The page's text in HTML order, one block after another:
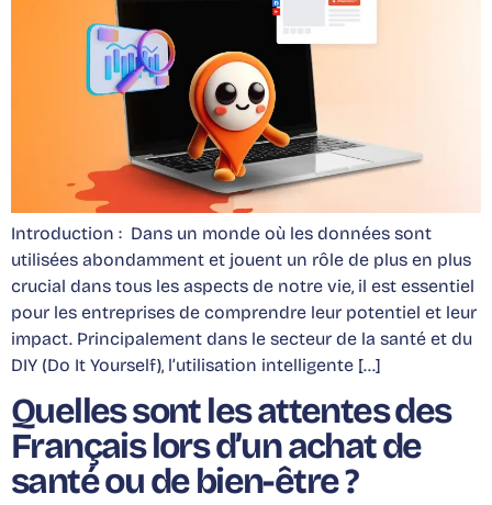
Introduction : Dans un monde où les données sont
utilisées abondamment et jouent un rôle de plus en plus
crucial dans tous les aspects de notre vie, il est essentiel
pour les entreprises de comprendre leur potentiel et leur
impact. Principalement dans le secteur de la santé et du
DIY (Do It Yourself), l’utilisation intelligente […]
Quelles sont les attentes des
Français lors d’un achat de
santé ou de bien-être ?